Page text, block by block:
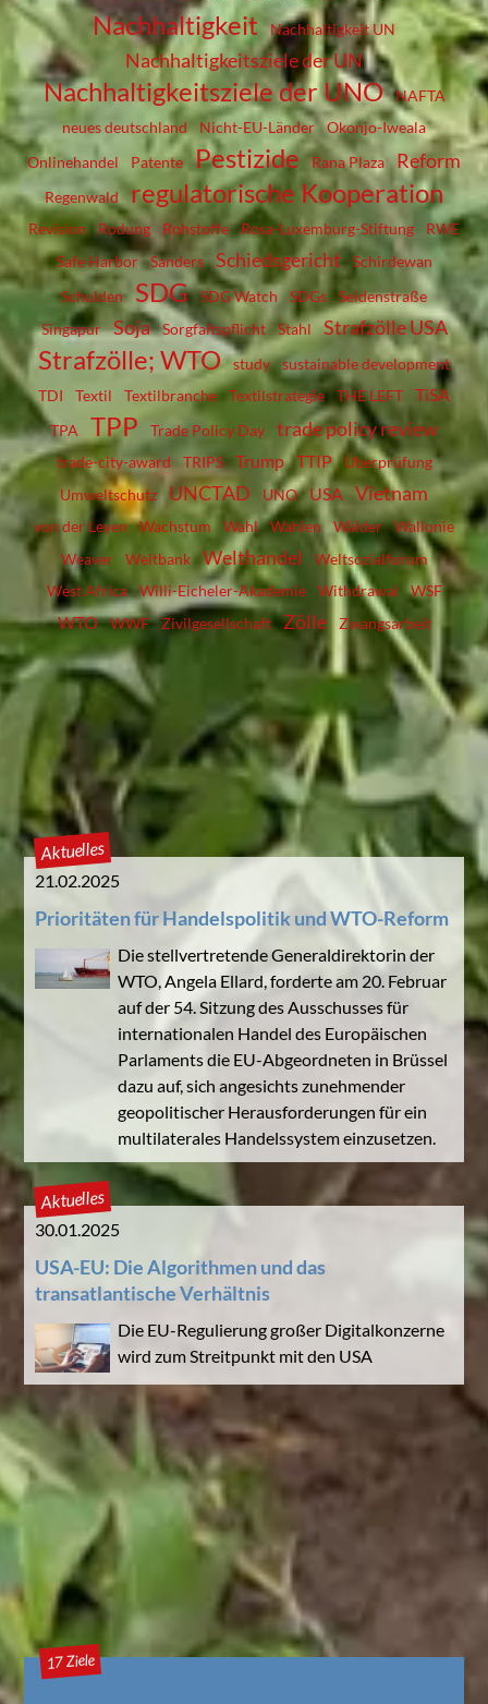
Nachhaltigkeit Nachhaltigkeit UN
Nachhaltigkeitsziele der UN
Nachhaltigkeitsziele der UNO
NAFTA
neues deutschland
Nicht-EU-Länder
Okonjo-Iweala
Onlinehandel
Patente Pestizide Rana Plaza Reform
Regenwald regulatorische Kooperation
Revision Rodung Rohstoffe Rosa-Luxemburg-Stiftung
RWE
Safe Harbor
Sanders Schiedsgericht
Schirdewan
Schulden
SDG SDG Watch SDGs
Seidenstraße
Singapur
Soja Sorgfaltspflicht Stahl Strafzölle USA
Strafzölle; WTO study
sustainable development
TDI
Textil Textilbranche Textilstrategie THE LEFT TiSA
TPA TPP Trade Policy Day trade policy review
trade-city-award TRIPS Trump TTIP
Überprüfung
Umweltschutz
UNCTAD UNO USA Vietnam
von der Leyen Wachstum Wahl Wahlen Wälder
Wallonie
Weaver
Weltbank Welthandel
Weltsozialforum
West Africa
Willi-Eicheler-Akademie Withdrawal WSF
WTO WWF Zivilgesellschaft Zölle Zwangsarbeit
Aktuelles
21.02.2025
Prioritäten für Handelspolitik und WTO-Reform
Die stellvertretende Generaldirektorin der
WTO, Angela Ellard, forderte am 20. Februar
auf der 54. Sitzung des Ausschusses für
internationalen Handel des Europäischen
Parlaments die EU-Abgeordneten in Brüssel
dazu auf, sich angesichts zunehmender
geopolitischer Herausforderungen für ein
multilaterales Handelssystem einzusetzen.
Aktuelles
30.01.2025
USA-EU: Die Algorithmen und das
transatlantische Verhältnis
Die EU-Regulierung großer Digitalkonzerne
wird zum Streitpunkt mit den USA
17 Ziele